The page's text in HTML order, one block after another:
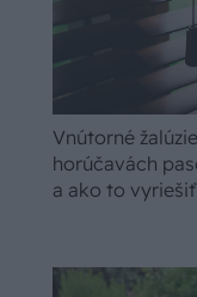
Vnútorné
horúčavách
a ako to